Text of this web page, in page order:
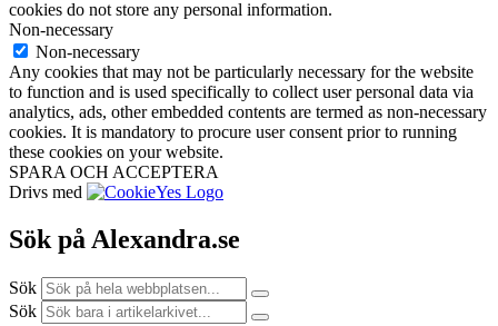
cookies do not store any personal information.
Non-necessary
Non-necessary
Any cookies that may not be particularly necessary for the website
to function and is used specifically to collect user personal data via
analytics, ads, other embedded contents are termed as non-necessary
cookies. It is mandatory to procure user consent prior to running
these cookies on your website.
SPARA OCH ACCEPTERA
Drivs med
Sök på Alexandra.se
Sök
Sök